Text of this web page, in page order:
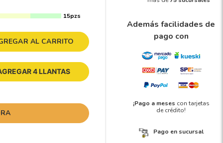
15pzs
AL CARRITO
4 LLANTAS
Además facilidades de
pago con
¡Pago a meses con tarjetas
de crédito!
Pago en sucursal